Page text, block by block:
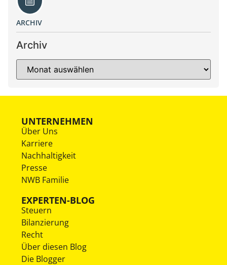
ARCHIV
Archiv
UNTERNEHMEN
Über Uns
Karriere
Nachhaltigkeit
Presse
NWB Familie
EXPERTEN-BLOG
Steuern
Bilanzierung
Recht
Über diesen Blog
Die Blogger